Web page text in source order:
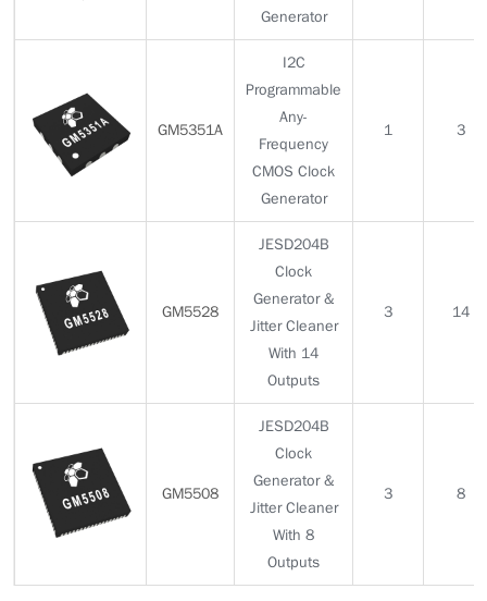
Generator
GM5351A
I2C
Programmable
Any-
Frequency
CMOS Clock
Generator
1 3
GM5528
JESD204B
Clock
Generator &
Jitter Cleaner
With 14
Outputs
3 14
GM5508
JESD204B
Clock
Generator &
Jitter Cleaner
With 8
Outputs
3 8